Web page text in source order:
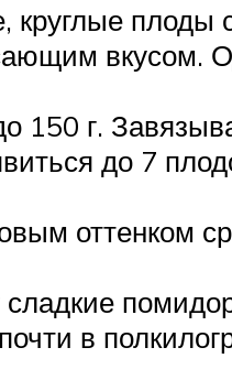
круглые плоды
вкусом.
150 г.
до 7
оттенком
в